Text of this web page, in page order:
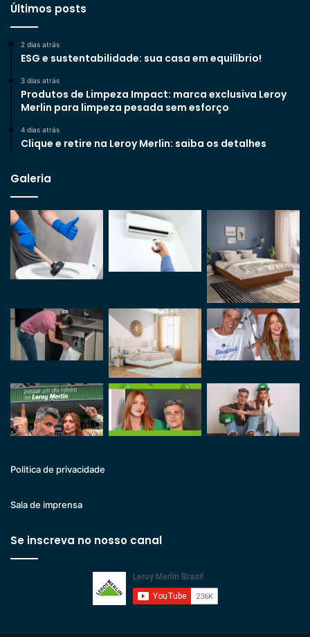
Últimos posts
2 dias atrás
ESG e sustentabilidade: sua casa em equilíbrio!
3 dias atrás
Produtos de Limpeza Impact: marca exclusiva Leroy
Merlin para limpeza pesada sem esforço
4 dias atrás
Clique e retire na Leroy Merlin: saiba os detalhes
Galeria
Politica de privacidade
Sala de imprensa
Se inscreva no nosso canal